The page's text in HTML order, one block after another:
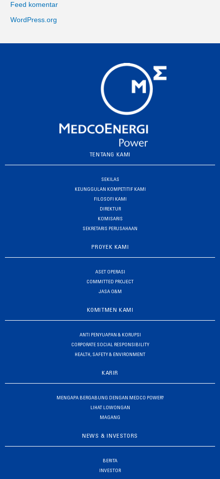
Feed komentar
WordPress.org
TENTANG KAMI
SEKILAS
KEUNGGULAN KOMPETITIF KAMI
FILOSOFI KAMI
DIREKTUR
KOMISARIS
SEKRETARIS PERUSAHAAN
PROYEK KAMI
ASET OPERASI
COMMITTED PROJECT
JASA O&M
KOMITMEN KAMI
ANTI PENYUAPAN & KORUPSI
CORPORATE SOCIAL RESPONSIBILITY
HEALTH, SAFETY & ENVIRONMENT
KARIR
MENGAPA BERGABUNG DENGAN MEDCO POWER?
LIHAT LOWONGAN
MAGANG
NEWS & INVESTORS
BERITA
INVESTOR